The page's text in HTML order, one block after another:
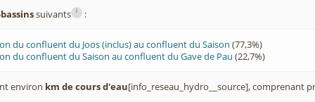
suivants i :
du confluent du Joos (inclus) au confluent du Saison (77,3%)
du confluent du Saison au confluent du Gave de Pau (22,7%)
environ km de cours d'eau[info_reseau_hydro__source], comprenant